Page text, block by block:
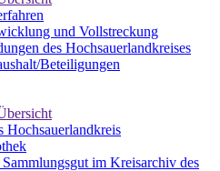
und Vollstreckung
des Hochsauerlandkreises
Beteiligungen
Hochsauerlandkreis
im Kreisarchiv des